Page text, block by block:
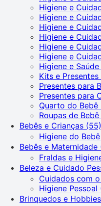
Higiene e
Higiene e
Higiene e
Higiene e
Higiene e
Higiene e
Higiene e
Kits e
Presentes para
Presentes para
Quarto do Bebê
Roupas de Bebê
Bebês e Crianças (55)
Higiene do Bebê
Bebês e Maternidade
Fraldas e
Beleza e Cuidado
Cuidados com
Higiene Pessoal
Brinquedos e Hobbies